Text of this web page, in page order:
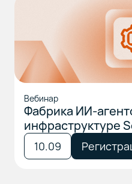
Вебинар
Фабрика ИИ-
инфраструктуре
10.09